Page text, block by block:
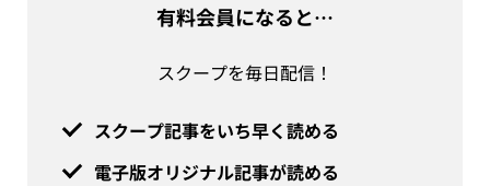
有料会員になると…
スクープを毎日配信！
スクープ記事をいち早く読める
電子版オリジナル記事が読める